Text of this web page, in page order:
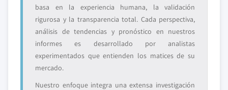
basa en la experiencia humana, la validación
rigurosa y la transparencia total. Cada perspectiva,
análisis de tendencias y pronóstico en nuestros
informes es desarrollado por analistas
experimentados que entienden los matices de su
mercado.
Nuestro enfoque integra una extensa investigación